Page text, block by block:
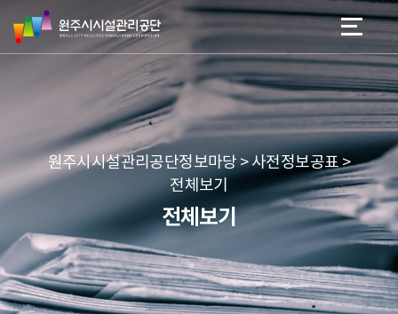
네
본문 바로가기
메뉴 바로가기
원
주
시
리
공
단
원주시시설관리공단정보마당 > 사전정보공표 >
전체보기
전체보기